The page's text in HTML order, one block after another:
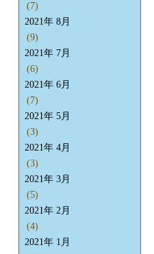
(7)
2021年 8月
(9)
2021年 7月
(6)
2021年 6月
(7)
2021年 5月
(3)
2021年 4月
(3)
2021年 3月
(5)
2021年 2月
(4)
2021年 1月